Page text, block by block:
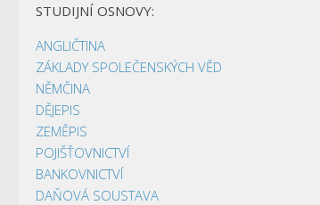
STUDIJNÍ OSNOVY:
ANGLIČTINA
ZÁKLADY SPOLEČENSKÝCH VĚD
NĚMČINA
DĚJEPIS
ZEMĚPIS
POJIŠŤOVNICTVÍ
BANKOVNICTVÍ
DAŇOVÁ SOUSTAVA